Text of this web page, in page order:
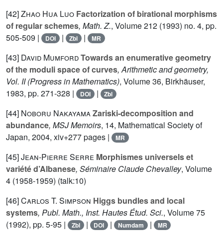
[42]Zhao Hua Luo Factorization of birational morphisms
of regular schemes, Math. Z., Volume 212 (1993) no. 4, pp.
505-509 |
DOI | Zbl | MR
[43] David MumfordTowards an enumerative geometry
of the moduli space of curves, Arithmetic and geometry,
Vol. II(Progress in Mathematics), Volume 36, Birkhäuser,
1983, pp. 271-328 |
DOI | Zbl
[44] Noboru NakayamaZariski-decomposition and
abundance, MSJ Memoirs, 14, Mathematical Society of
Japan, 2004, xiv+277 pages |
MR
[45]Jean-Pierre Serre Morphismes universels et
variété d’Albanese, Séminaire Claude Chevalley, Volume
4 (1958-1959) (talk:10)
[46]Carlos T. Simpson Higgs bundles and local
systems, Publ. Math., Inst. Hautes Étud. Sci., Volume 75
(1992), pp. 5-95 |
Zbl | DOI | Numdam | MR